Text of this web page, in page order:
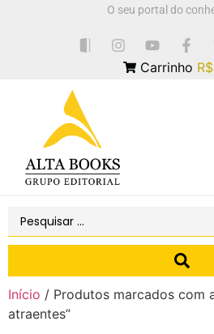
O seu portal do
Carrinho
Início / Produtos marcados com
atraentes”